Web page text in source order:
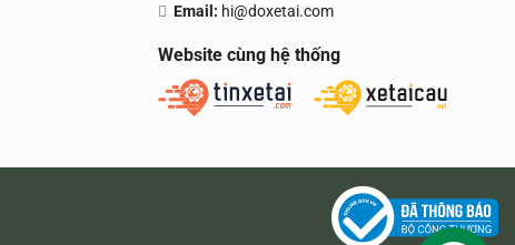
Email: hi@doxetai.com
Website cùng hệ thống